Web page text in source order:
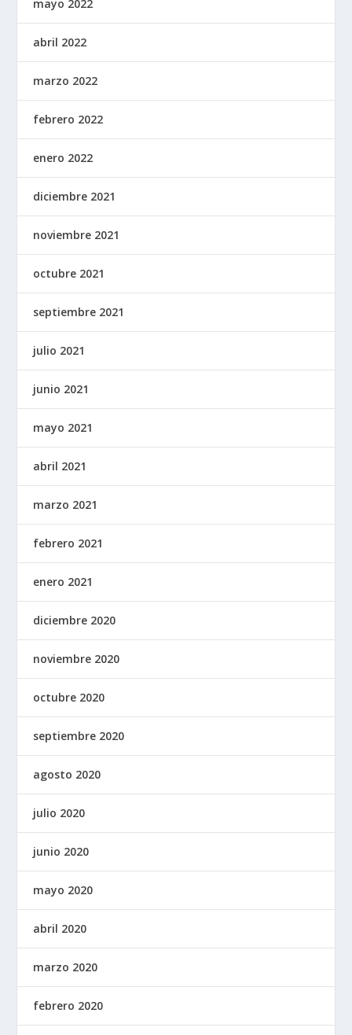
mayo 2022
abril 2022
marzo 2022
febrero 2022
enero 2022
diciembre 2021
noviembre 2021
octubre 2021
septiembre 2021
julio 2021
junio 2021
mayo 2021
abril 2021
marzo 2021
febrero 2021
enero 2021
diciembre 2020
noviembre 2020
octubre 2020
septiembre 2020
agosto 2020
julio 2020
junio 2020
mayo 2020
abril 2020
marzo 2020
febrero 2020